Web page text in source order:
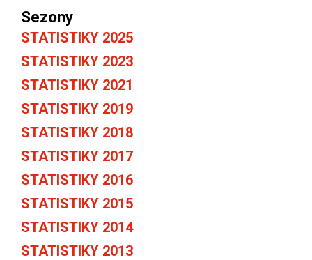
Sezony
STATISTIKY 2025
STATISTIKY 2023
STATISTIKY 2021
STATISTIKY 2019
STATISTIKY 2018
STATISTIKY 2017
STATISTIKY 2016
STATISTIKY 2015
STATISTIKY 2014
STATISTIKY 2013